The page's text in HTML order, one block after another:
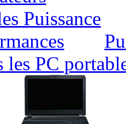
les PC